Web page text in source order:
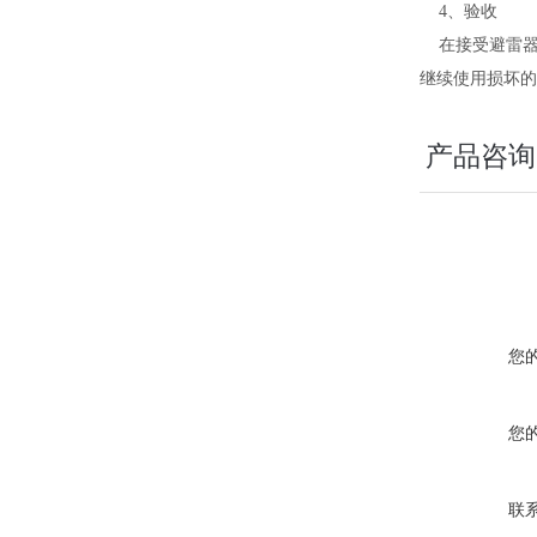
4、验收
在接受避雷
继续使用损坏
产品咨询
您
您
联